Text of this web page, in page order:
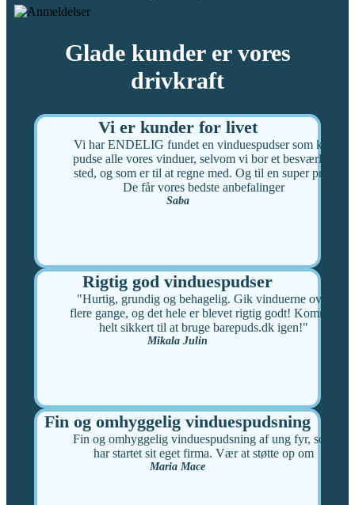
Glade kunder er vores
drivkraft
Vi er kunder for livet
Vi har ENDELIG fundet en vinduespudser som kan
pudse alle vores vinduer, selvom vi bor et besværligt
sted, og som er til at regne med. Og til en super pris.
De får vores bedste anbefalinger
Saba
Rigtig god vinduespudser
"Hurtig, grundig og behagelig. Gik vinduerne over
flere gange, og det hele er blevet rigtig godt! Kommer
helt sikkert til at bruge barepuds.dk igen!"
Mikala Julin
Fin og omhyggelig vinduespudsning
Fin og omhyggelig vinduespudsning af ung fyr, som
har startet sit eget firma. Vær at støtte op om
Maria Mace